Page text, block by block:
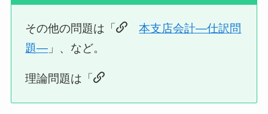
その他の問題は「
本支店会計—仕訳問
題— 」、など。
理論問題は「